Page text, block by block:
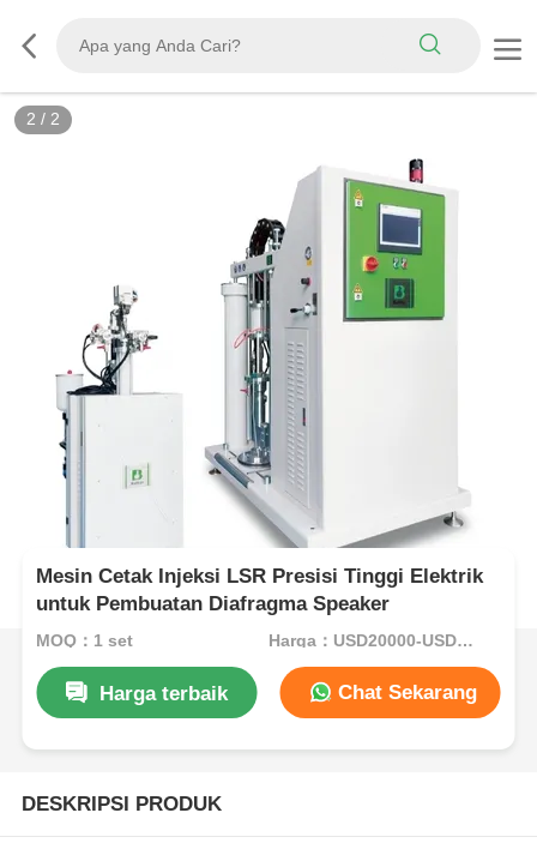
2 / 2
Mesin Cetak Injeksi LSR Presisi Tinggi Elektrik
untuk Pembuatan Diafragma Speaker
MOQ：1 set Harga：USD20000-USD35000per set
Harga terbaik Chat Sekarang
DESKRIPSI PRODUK